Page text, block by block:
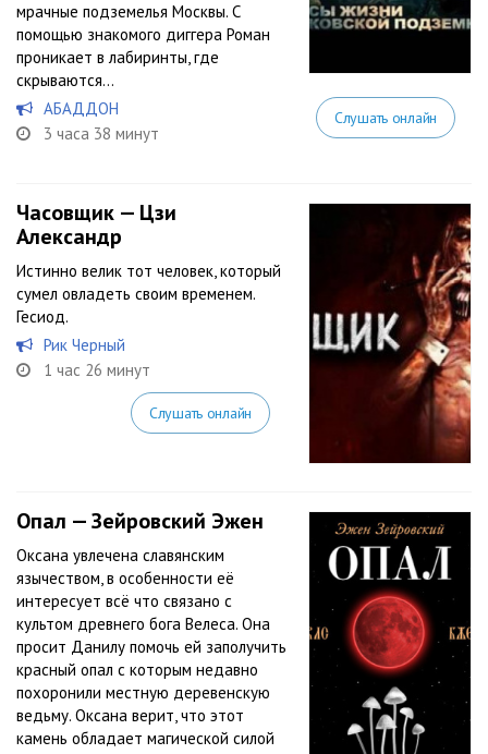
мрачные подземелья Москвы. С
помощью знакомого диггера Роман
проникает в лабиринты, где
скрываются...
АБАДДОН
3 часа 38 минут
Слушать онлайн
Часовщик — Цзи
Александр
Истинно велик тот человек, который
сумел овладеть своим временем.
Гесиод.
Рик Черный
1 час 26 минут
Слушать онлайн
Опал — Зейровский Эжен
Оксана увлечена славянским
язычеством, в особенности её
интересует всё что связано с
культом древнего бога Велеса. Она
просит Данилу помочь ей заполучить
красный опал с которым недавно
похоронили местную деревенскую
ведьму. Оксана верит, что этот
камень обладает магической силой